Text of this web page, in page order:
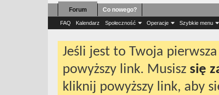
Forum
FAQ Kalendarz Społeczność Operacje Szybkie menu
Co nowego?
Wiadomość
Jeśli jest to Twoja
powyższy link. Musisz się
kliknij powyższy link, aby